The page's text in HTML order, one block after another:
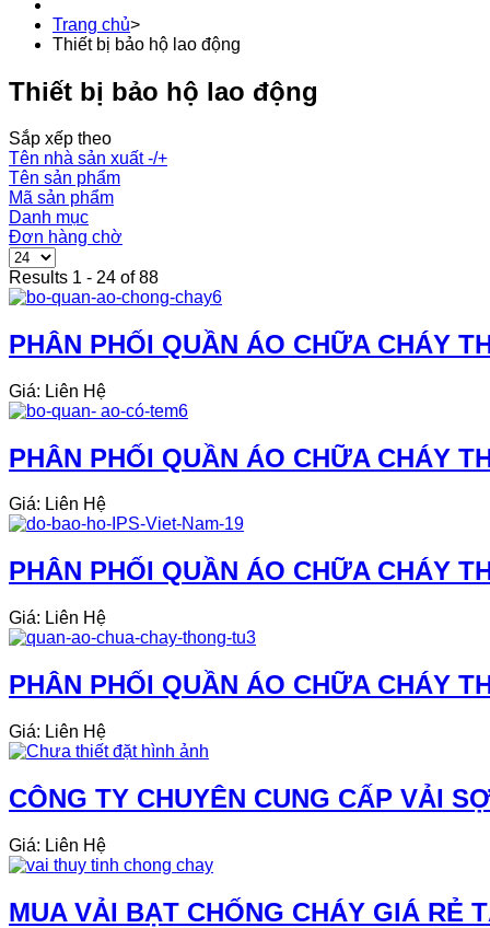
Trang chủ>
Thiết bị bảo hộ lao động
Thiết bị bảo hộ lao động
Sắp xếp theo
Tên nhà sản xuất -/+
Tên sản phẩm
Mã sản phẩm
Danh mục
Đơn hàng chờ
Results 1 - 24 of 88
PHÂN PHỐI QUẦN ÁO CHỮA CHÁY
Giá: Liên Hệ
PHÂN PHỐI QUẦN ÁO CHỮA CHÁY
Giá: Liên Hệ
PHÂN PHỐI QUẦN ÁO CHỮA CHÁY
Giá: Liên Hệ
PHÂN PHỐI QUẦN ÁO CHỮA CHÁY
Giá: Liên Hệ
CÔNG TY CHUYÊN CUNG CẤP VẢI
Giá: Liên Hệ
MUA VẢI BẠT CHỐNG CHÁY GIÁ RẺ